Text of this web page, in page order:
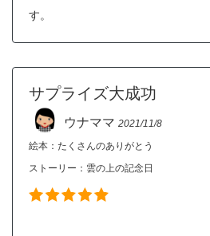
す。
サプライズ大成功
ウナママ 2021/11/8
絵本：たくさんのありがとう
ストーリー： 雲の上の記念日